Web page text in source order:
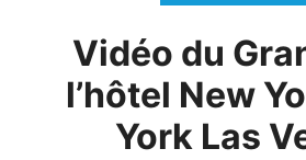
Vidéo du
l’hôtel New
York Las